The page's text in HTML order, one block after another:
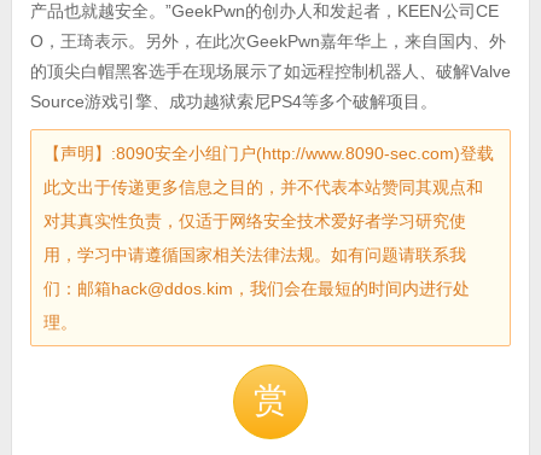
产品也就越安全。”GeekPwn的创办人和发起者，KEEN公司CE
O，王琦表示。另外，在此次GeekPwn嘉年华上，来自国内、外
的顶尖白帽黑客选手在现场展示了如远程控制机器人、破解Valve
Source游戏引擎、成功越狱索尼PS4等多个破解项目。
【声明】:8090安全小组门户(http://www.8090-sec.com)登载
此文出于传递更多信息之目的，并不代表本站赞同其观点和
对其真实性负责，仅适于网络安全技术爱好者学习研究使
用，学习中请遵循国家相关法律法规。如有问题请联系我
们：邮箱hack@ddos.kim，我们会在最短的时间内进行处
理。
赏